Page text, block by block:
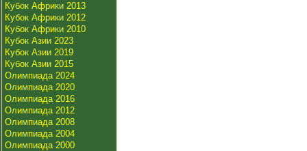
Кубок Африки 2013
Кубок Африки 2012
Кубок Африки 2010
Кубок Азии 2023
Кубок Азии 2019
Кубок Азии 2015
Олимпиада 2024
Олимпиада 2020
Олимпиада 2016
Олимпиада 2012
Олимпиада 2008
Олимпиада 2004
Олимпиада 2000